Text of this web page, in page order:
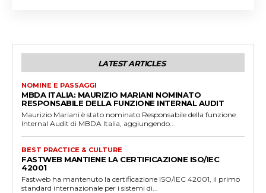
LATEST ARTICLES
NOMINE E PASSAGGI
MBDA ITALIA: MAURIZIO MARIANI NOMINATO
RESPONSABILE DELLA FUNZIONE INTERNAL AUDIT
Maurizio Mariani è stato nominato Responsabile della funzione
Internal Audit di MBDA Italia, aggiungendo...
BEST PRACTICE & CULTURE
FASTWEB MANTIENE LA CERTIFICAZIONE ISO/IEC
42001
Fastweb ha mantenuto la certificazione ISO/IEC 42001, il primo
standard internazionale per i sistemi di...